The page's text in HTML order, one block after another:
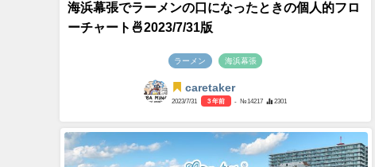
海浜幕張でラーメンの口になったときの個人的フロ
ーチャート🍜2023/7/31版
ラーメン 海浜幕張
caretaker
2023/7/31 3 年前 - №14217 2301